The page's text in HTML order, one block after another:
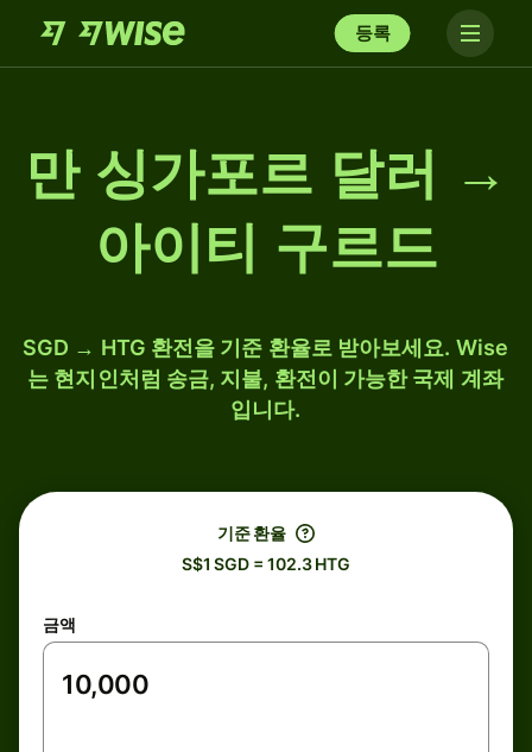
등록
만 싱가포르 달러 →
아이티 구르드
SGD → HTG 환전을 기준 환율로 받아보세요. Wise
는 현지인처럼 송금, 지불, 환전이 가능한 국제 계좌
입니다.
기준 환율
S$1 SGD = 102.3 HTG
금액